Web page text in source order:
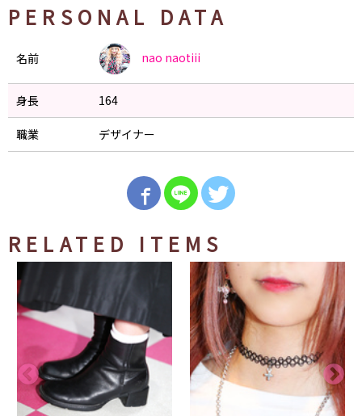
PERSONAL DATA
名前 nao naotiii
身長 164
職業 デザイナー
RELATED ITEMS